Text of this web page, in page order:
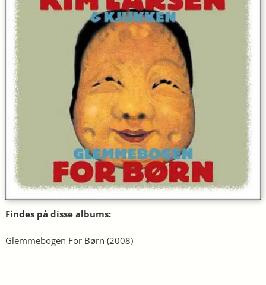
Findes på disse albums:
Glemmebogen For Børn (2008)